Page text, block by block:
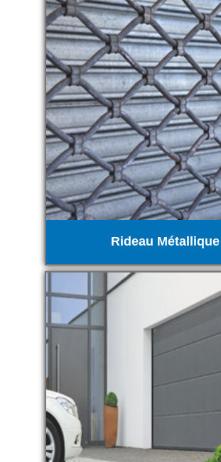
Rideau Métallique